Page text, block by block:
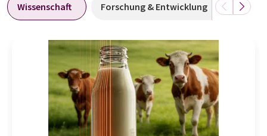
Wissenschaft Forschung & Entwicklung